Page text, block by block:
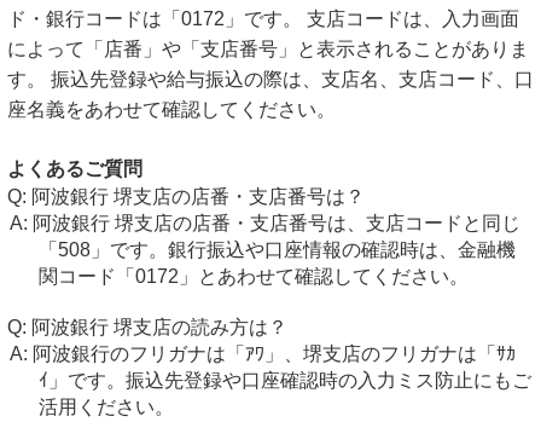
ド・銀行コードは「0172」です。 支店コードは、入力画面
によって「店番」や「支店番号」と表示されることがありま
す。 振込先登録や給与振込の際は、支店名、支店コード、口
座名義をあわせて確認してください。
よくあるご質問
阿波銀行 堺支店の店番・支店番号は？
阿波銀行 堺支店の店番・支店番号は、支店コードと同じ
「508」です。銀行振込や口座情報の確認時は、金融機
関コード「0172」とあわせて確認してください。
阿波銀行 堺支店の読み方は？
阿波銀行のフリガナは「ｱﾜ」、堺支店のフリガナは「ｻｶ
ｲ」です。振込先登録や口座確認時の入力ミス防止にもご
活用ください。